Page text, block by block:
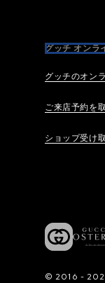
グッチ オンラ
グッチのオン
ご来店予約を
ショップ受け
© 2016 -